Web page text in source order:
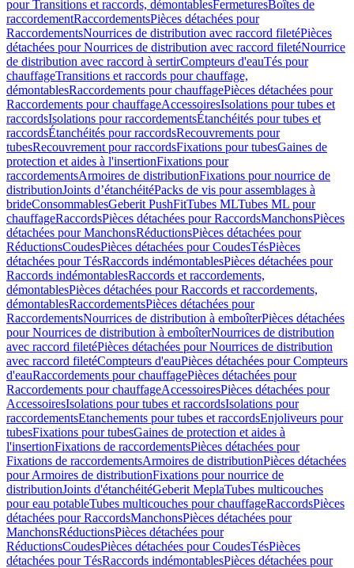
pour Transitions et raccords, démontablesFermeturesBoîtes de
raccordementRaccordementsPièces détachées pour
RaccordementsNourrices de distribution avec raccord filetéPièces
détachées pour Nourrices de distribution avec raccord filetéNourrice
de distribution avec raccord à sertirCompteurs d'eauTés pour
chauffageTransitions et raccords pour chauffage,
démontablesRaccordements pour chauffagePièces détachées pour
Raccordements pour chauffageAccessoiresIsolations pour tubes et
raccordsIsolations pour raccordementsÉtanchéités pour tubes et
raccordsÉtanchéités pour raccordsRecouvrements pour
tubesRecouvrement pour raccordsFixations pour tubesGaines de
protection et aides à l'insertionFixations pour
raccordementsArmoires de distributionFixations pour nourrice de
distributionJoints d’étanchéitéPacks de vis pour assemblages à
brideConsommablesGeberit PushFitTubes MLTubes ML pour
chauffageRaccordsPièces détachées pour RaccordsManchonsPièces
détachées pour ManchonsRéductionsPièces détachées pour
RéductionsCoudesPièces détachées pour CoudesTésPièces
détachées pour TésRaccords indémontablesPièces détachées pour
Raccords indémontablesRaccords et raccordements,
démontablesPièces détachées pour Raccords et raccordements,
démontablesRaccordementsPièces détachées pour
RaccordementsNourrices de distribution à emboîterPièces détachées
pour Nourrices de distribution à emboîterNourrices de distribution
avec raccord filetéPièces détachées pour Nourrices de distribution
avec raccord filetéCompteurs d'eauPièces détachées pour Compteurs
d'eauRaccordements pour chauffagePièces détachées pour
Raccordements pour chauffageAccessoiresPièces détachées pour
AccessoiresIsolations pour tubes et raccordsIsolations pour
raccordementsEtanchements pour tubes et raccordsEnjoliveurs pour
tubesFixations pour tubesGaines de protection et aides à
l'insertionFixations de raccordementsPièces détachées pour
Fixations de raccordementsArmoires de distributionPièces détachées
pour Armoires de distributionFixations pour nourrice de
distributionJoints d'étanchéitéGeberit MeplaTubes multicouches
pour eau potableTubes multicouches pour chauffageRaccordsPièces
détachées pour RaccordsManchonsPièces détachées pour
ManchonsRéductionsPièces détachées pour
RéductionsCoudesPièces détachées pour CoudesTésPièces
détachées pour TésRaccords indémontablesPièces détachées pour